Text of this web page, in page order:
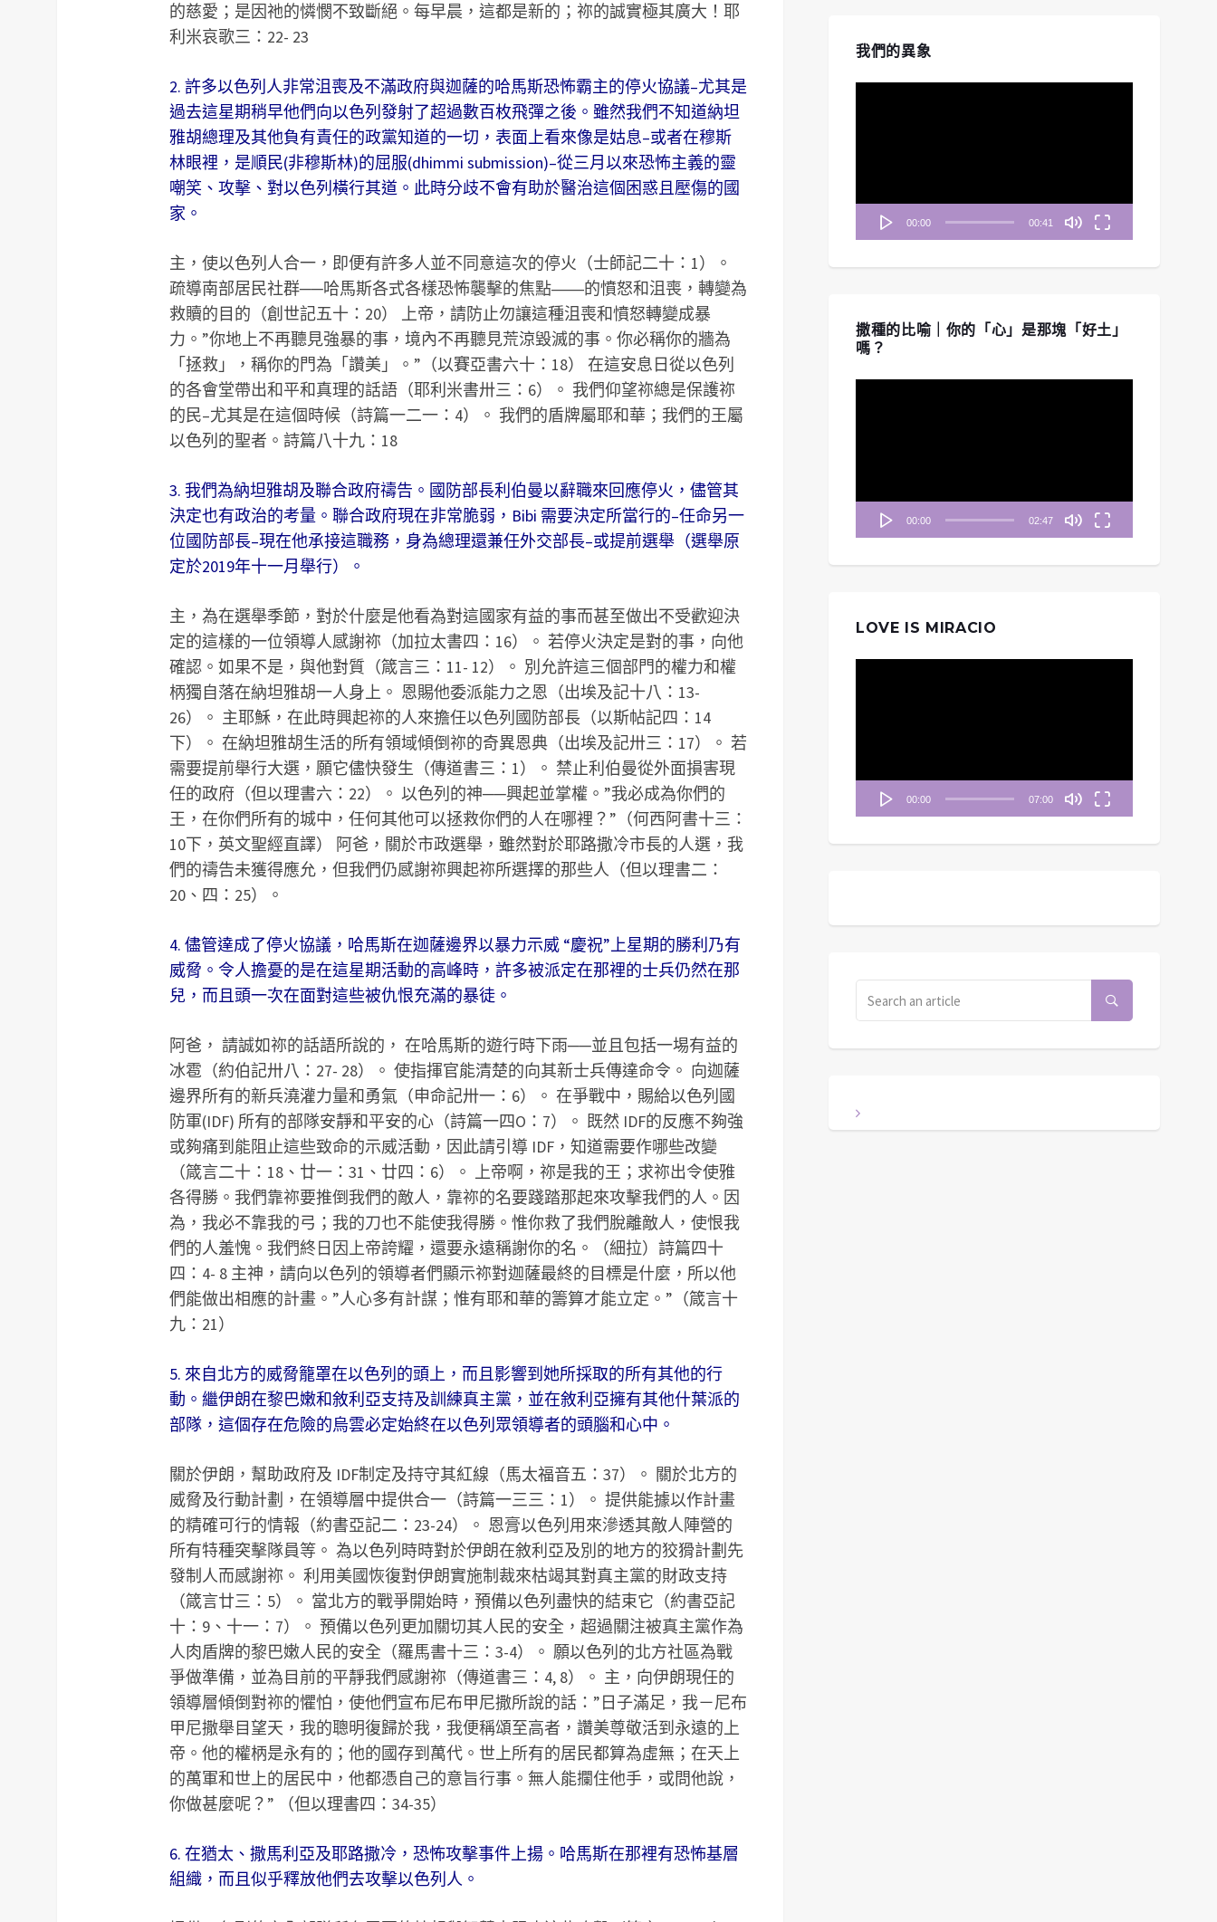
的慈愛；是因祂的憐憫不致斷絕。每早晨，這都是新的；祢的誠實極其廣大！耶
利米哀歌三：22- 23
2. 許多以色列人非常沮喪及不滿政府與迦薩的哈馬斯恐怖霸主的停火協議–尤其是
過去這星期稍早他們向以色列發射了超過數百枚飛彈之後。雖然我們不知道納坦
雅胡總理及其他負有責任的政黨知道的一切，表面上看來像是姑息–或者在穆斯
林眼裡，是順民(非穆斯林)的屈服(dhimmi submission)–從三月以來恐怖主義的靈
嘲笑、攻擊、對以色列橫行其道。此時分歧不會有助於醫治這個困惑且壓傷的國
家。
主，使以色列人合一，即便有許多人並不同意這次的停火（士師記二十：1）。
疏導南部居民社群──哈馬斯各式各樣恐怖襲擊的焦點――的憤怒和沮喪，轉變為
救贖的目的（創世記五十：20） 上帝，請防止勿讓這種沮喪和憤怒轉變成暴
力。”你地上不再聽見強暴的事，境內不再聽見荒涼毀滅的事。你必稱你的牆為
「拯救」，稱你的門為「讚美」。”（以賽亞書六十：18） 在這安息日從以色列
的各會堂帶出和平和真理的話語（耶利米書卅三：6）。 我們仰望祢總是保護祢
的民–尤其是在這個時候（詩篇一二一：4）。 我們的盾牌屬耶和華；我們的王屬
以色列的聖者。詩篇八十九：18
3. 我們為納坦雅胡及聯合政府禱告。國防部長利伯曼以辭職來回應停火，儘管其
決定也有政治的考量。聯合政府現在非常脆弱，Bibi 需要決定所當行的–任命另一
位國防部長–現在他承接這職務，身為總理還兼任外交部長–或提前選舉（選舉原
定於2019年十一月舉行）。
主，為在選舉季節，對於什麼是他看為對這國家有益的事而甚至做出不受歡迎決
定的這樣的一位領導人感謝祢（加拉太書四：16）。 若停火決定是對的事，向他
確認。如果不是，與他對質（箴言三：11- 12）。 別允許這三個部門的權力和權
柄獨自落在納坦雅胡一人身上。 恩賜他委派能力之恩（出埃及記十八：13-
26）。 主耶穌，在此時興起祢的人來擔任以色列國防部長（以斯帖記四：14
下）。 在納坦雅胡生活的所有領域傾倒祢的奇異恩典（出埃及記卅三：17）。 若
需要提前舉行大選，願它儘快發生（傳道書三：1）。 禁止利伯曼從外面損害現
任的政府（但以理書六：22）。 以色列的神──興起並掌權。”我必成為你們的
王，在你們所有的城中，任何其他可以拯救你們的人在哪裡？”（何西阿書十三：
10下，英文聖經直譯） 阿爸，關於市政選舉，雖然對於耶路撒冷市長的人選，我
們的禱告未獲得應允，但我們仍感謝祢興起祢所選擇的那些人（但以理書二：
20、四：25）。
4. 儘管達成了停火協議，哈馬斯在迦薩邊界以暴力示威 “慶祝”上星期的勝利乃有
威脅。令人擔憂的是在這星期活動的高峰時，許多被派定在那裡的士兵仍然在那
兒，而且頭一次在面對這些被仇恨充滿的暴徒。
阿爸， 請誠如祢的話語所說的， 在哈馬斯的遊行時下雨──並且包括一埸有益的
冰雹（約伯記卅八：27- 28）。 使指揮官能清楚的向其新士兵傳達命令。 向迦薩
邊界所有的新兵澆灌力量和勇氣（申命記卅一：6）。 在爭戰中，賜給以色列國
防軍(IDF) 所有的部隊安靜和平安的心（詩篇一四O：7）。 既然 IDF的反應不夠強
或夠痛到能阻止這些致命的示威活動，因此請引導 IDF，知道需要作哪些改變
（箴言二十：18、廿一：31、廿四：6）。 上帝啊，祢是我的王；求祢出令使雅
各得勝。我們靠祢要推倒我們的敵人，靠祢的名要踐踏那起來攻擊我們的人。因
為，我必不靠我的弓；我的刀也不能使我得勝。惟你救了我們脫離敵人，使恨我
們的人羞愧。我們終日因上帝誇耀，還要永遠稱謝你的名。（細拉）詩篇四十
四：4- 8 主神，請向以色列的領導者們顯示祢對迦薩最終的目標是什麼，所以他
們能做出相應的計畫。”人心多有計謀；惟有耶和華的籌算才能立定。”（箴言十
九：21）
5. 來自北方的威脅籠罩在以色列的頭上，而且影響到她所採取的所有其他的行
動。繼伊朗在黎巴嫩和敘利亞支持及訓練真主黨，並在敘利亞擁有其他什葉派的
部隊，這個存在危險的烏雲必定始終在以色列眾領導者的頭腦和心中。
關於伊朗，幫助政府及 IDF制定及持守其紅線（馬太福音五：37）。 關於北方的
威脅及行動計劃，在領導層中提供合一（詩篇一三三：1）。 提供能據以作計畫
的精確可行的情報（約書亞記二：23-24）。 恩膏以色列用來滲透其敵人陣營的
所有特種突擊隊員等。 為以色列時時對於伊朗在敘利亞及別的地方的狡猾計劃先
發制人而感謝祢。 利用美國恢復對伊朗實施制裁來枯竭其對真主黨的財政支持
（箴言廿三：5）。 當北方的戰爭開始時，預備以色列盡快的結束它（約書亞記
十：9、十一：7）。 預備以色列更加關切其人民的安全，超過關注被真主黨作為
人肉盾牌的黎巴嫩人民的安全（羅馬書十三：3-4）。 願以色列的北方社區為戰
爭做準備，並為目前的平靜我們感謝祢（傳道書三：4, 8）。 主，向伊朗現任的
領導層傾倒對祢的懼怕，使他們宣布尼布甲尼撒所說的話：”日子滿足，我－尼布
甲尼撒舉目望天，我的聰明復歸於我，我便稱頌至高者，讚美尊敬活到永遠的上
帝。他的權柄是永有的；他的國存到萬代。世上所有的居民都算為虛無；在天上
的萬軍和世上的居民中，他都憑自己的意旨行事。無人能攔住他手，或問他說，
你做甚麼呢？” （但以理書四：34-35）
6. 在猶太、撒馬利亞及耶路撒冷，恐怖攻擊事件上揚。哈馬斯在那裡有恐怖基層
組織，而且似乎釋放他們去攻擊以色列人。
我們的異象
00:00 00:41
撒種的比喻｜你的「心」是那塊「好土」
嗎？
00:00 02:47
LOVE IS MIRACIO
00:00 07:00